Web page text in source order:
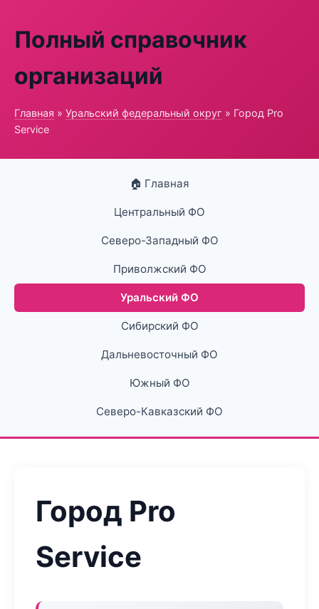
Полный справочник
организаций
Главная » Уральский федеральный округ » Город Pro
Service
🏠 Главная
Центральный ФО
Северо-Западный ФО
Приволжский ФО
Уральский ФО
Сибирский ФО
Дальневосточный ФО
Южный ФО
Северо-Кавказский ФО
Город Pro
Service